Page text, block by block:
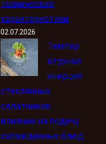
технические
характеристики
02.07.2026
Темпер
атурная
инерция
стеклянных
салатников:
влияние на подачу
охлаждённых блюд